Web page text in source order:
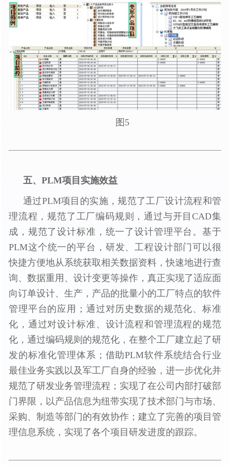
图5
五、PLM项目实施效益
通过PLM项目的实施，规范了工厂设计流程和管
理流程，规范了工厂编码规则，通过与开目CAD集
成，规范了设计标准，统一了设计管理平台。基于
PLM这个统一的平台，研发、工程设计部门可以很
快捷方便地从系统获取相关数据资料，快速地进行查
询、数据重用、设计变更等操作，真正实现了适应面
向订单设计、生产，产品的批量小的工厂特点的软件
管理平台的应用；通过对历史数据的规范化、标准
化，通过对设计标准、设计流程和管理流程的规范
化，通过编码规则的规范化，在整个工厂建立起了研
发的标准化管理体系；借助PLM软件系统结合行业
最佳业务实践以及军工厂自身的经验，进一步优化并
规范了研发业务管理流程；实现了在公司内部打破部
门界限，以产品信息为纽带实现了技术部门与市场、
采购、制造等部门的有效协作；建立了完善的项目管
理信息系统，实现了各个项目研发进度的跟踪。